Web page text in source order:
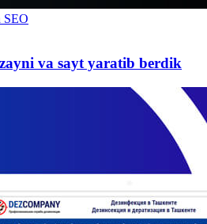
SEO
va sayt yaratib berdik